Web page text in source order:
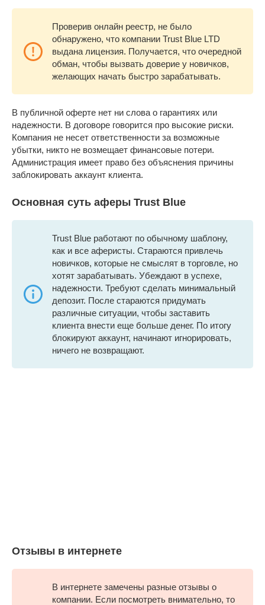
Проверив онлайн реестр, не было
обнаружено, что компании Trust Blue LTD
выдана лицензия. Получается, что очередной
обман, чтобы вызвать доверие у новичков,
желающих начать быстро зарабатывать.
В публичной оферте нет ни слова о гарантиях или
надежности. В договоре говорится про высокие риски.
Компания не несет ответственности за возможные
убытки, никто не возмещает финансовые потери.
Администрация имеет право без объяснения причины
заблокировать аккаунт клиента.
Основная суть аферы Trust Blue
Trust Blue работают по обычному шаблону,
как и все аферисты. Стараются привлечь
новичков, которые не смыслят в торговле, но
хотят зарабатывать. Убеждают в успехе,
надежности. Требуют сделать минимальный
депозит. После стараются придумать
различные ситуации, чтобы заставить
клиента внести еще больше денег. По итогу
блокируют аккаунт, начинают игнорировать,
ничего не возвращают.
Отзывы в интернете
В интернете замечены разные отзывы о
компании. Если посмотреть внимательно, то